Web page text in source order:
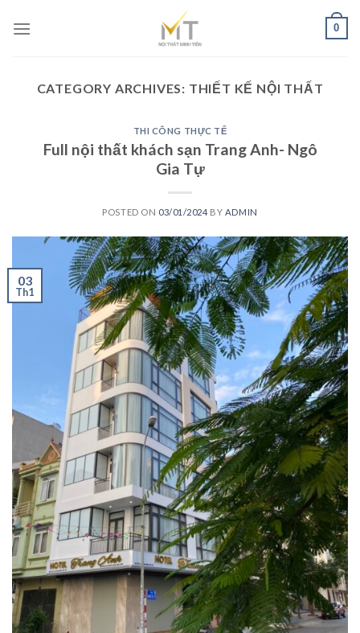
0
CATEGORY ARCHIVES: THIẾT KẾ NỘI THẤT
THI CÔNG THỰC TẾ
Full nội thất khách sạn Trang Anh- Ngô
Gia Tự
POSTED ON 03/01/2024 BY ADMIN
03
Th1